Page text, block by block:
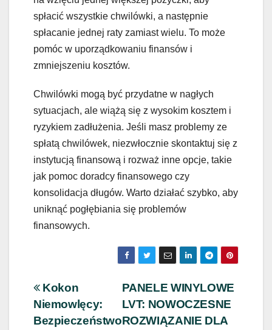
spłacić wszystkie chwilówki, a następnie
spłacanie jednej raty zamiast wielu. To może
pomóc w uporządkowaniu finansów i
zmniejszeniu kosztów.
Chwilówki mogą być przydatne w nagłych
sytuacjach, ale wiążą się z wysokim kosztem i
ryzykiem zadłużenia. Jeśli masz problemy ze
spłatą chwilówek, niezwłocznie skontaktuj się z
instytucją finansową i rozważ inne opcje, takie
jak pomoc doradcy finansowego czy
konsolidacja długów. Warto działać szybko, aby
uniknąć pogłębiania się problemów
finansowych.
Nawigacja
wpisu
PANELE WINYLOWE
LVT: NOWOCZESNE
ROZWIĄZANIE DLA
Kokon
Niemowlęcy:
Bezpieczeństwo